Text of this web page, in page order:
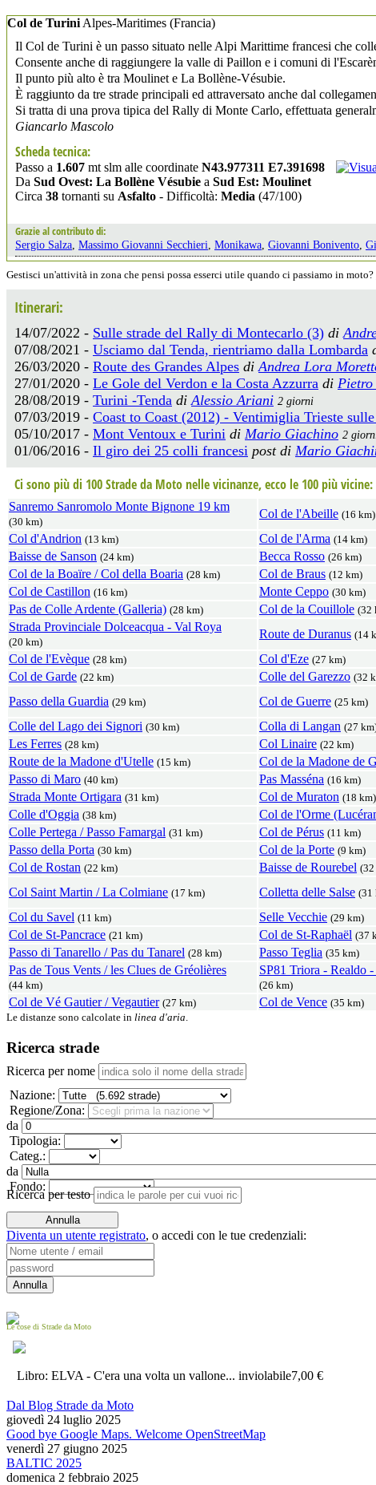
Col de Turini Alpes-Maritimes (Francia)
Il Col de Turini è un passo situato nelle Alpi Marittime francesi che
Consente anche di raggiungere la valle di Paillon e i comuni di
Il punto più alto è tra Moulinet e La Bollène-Vésubie.
È raggiunto da tre strade principali ed attraversato anche dal
Si tratta di una prova tipica del Rally di Monte Carlo, effettuata
Giancarlo Mascolo
Scheda tecnica:
Passo a 1.607 mt slm alle coordinate N43.977311 E7.391698
Da Sud Ovest: La Bollène Vésubie a Sud Est: Moulinet
Circa 38 tornanti su Asfalto - Difficoltà: Media (47/100)
Grazie al contributo di:
Sergio Salza Massimo Giovanni Secchieri Monikawa Giovanni Bonivento
Gestisci un'attività in zona che pensi possa esserci utile quando ci passiamo in moto?
Itinerari:
14/07/2022 - Sulle strade del Rally di Montecarlo (3) di
07/08/2021 - Usciamo dal Tenda, rientriamo dalla Lombarda
26/03/2020 - Route des Grandes Alpes di Andrea Lora
27/01/2020 - Le Gole del Verdon e la Costa Azzurra di Pietro
28/08/2019 - Turini -Tenda di Alessio Ariani 2 giorni
07/03/2019 - Coast to Coast (2012) - Ventimiglia Trieste
05/10/2017 - Mont Ventoux e Turini di Mario Giachino 2
01/06/2016 - Il giro dei 25 colli francesi post di Mario
Ci sono più di 100 Strade da Moto nelle vicinanze, ecco le 100 più vicine:
Sanremo Sanromolo Monte Bignone 19 km
(30 km)
Col de l'Abeille (16 km)
Col d'Andrion (13 km) Col de l'Arma (14 km)
Baisse de Sanson (24 km) Becca Rosso (26 km)
Col de la Boaïre / Col della Boaria (28 km) Col de Braus (12 km)
Col de Castillon (16 km) Monte Ceppo (30 km)
Pas de Colle Ardente (Galleria) (28 km) Col de la Couillole (32
Strada Provinciale Dolceacqua - Val Roya
(20 km)
Route de Duranus (14
Col de l'Evèque (28 km) Col d'Eze (27 km)
Col de Garde (22 km) Colle del Garezzo (32
Passo della Guardia (29 km) Col de Guerre (25 km)
Colle del Lago dei Signori (30 km) Colla di Langan (27
Les Ferres (28 km) Col Linaire (22 km)
Route de la Madone d'Utelle (15 km) Col de la Madone de
Passo di Maro (40 km) Pas Masséna (16 km)
Strada Monte Ortigara (31 km) Col de Muraton (18 km)
Colle d'Oggia (38 km) Col de l'Orme
Colle Pertega / Passo Famargal (31 km) Col de Pérus (11 km)
Passo della Porta (30 km) Col de la Porte (9 km)
Col de Rostan (22 km) Baisse de Rourebel
Col Saint Martin / La Colmiane (17 km) Colletta delle Salse (31
Col du Savel (11 km) Selle Vecchie (29 km)
Col de St-Pancrace (21 km) Col de St-Raphaël (37
Passo di Tanarello / Pas du Tanarel (28 km) Passo Teglia (35 km)
Pas de Tous Vents / les Clues de Gréolières
(44 km)
SP81 Triora - Realdo
(26 km)
Col de Vé Gautier / Vegautier (27 km) Col de Vence (35 km)
Le distanze sono calcolate in linea d'aria.
Ricerca strade
Ricerca per nome
Nazione:
Regione/Zona:
da
Tipologia:
Categ.:
da
Fondo:
Ricerca per testo
Diventa un utente registrato, o accedi con le tue credenziali:
Le cose di Strade da Moto
Libro: ELVA - C'era una volta un vallone... inviolabile7,00 €
Dal Blog Strade da Moto
giovedì 24 luglio 2025
Good bye Google Maps. Welcome OpenStreetMap
venerdì 27 giugno 2025
BALTIC 2025
domenica 2 febbraio 2025